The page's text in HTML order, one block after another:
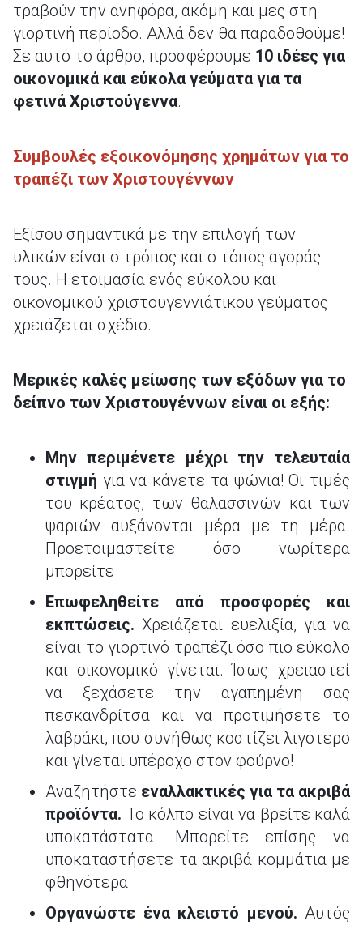
τραβούν την ανηφόρα, ακόμη και μες στη
γιορτινή περίοδο. Αλλά δεν θα παραδοθούμε!
Σε αυτό το άρθρο, προσφέρουμε 10 ιδέες για
οικονομικά και εύκολα γεύματα για τα
φετινά Χριστούγεννα.
Συμβουλές εξοικονόμησης χρημάτων για το
τραπέζι των Χριστουγέννων
Εξίσου σημαντικά με την επιλογή των
υλικών είναι ο τρόπος και ο τόπος αγοράς
τους. Η ετοιμασία ενός εύκολου και
οικονομικού χριστουγεννιάτικου γεύματος
χρειάζεται σχέδιο.
Μερικές καλές μείωσης των εξόδων για το
δείπνο των Χριστουγέννων είναι οι εξής:
Μην περιμένετε μέχρι την τελευταία
στιγμή για να κάνετε τα ψώνια! Οι τιμές
του κρέατος, των θαλασσινών και των
ψαριών αυξάνονται μέρα με τη μέρα.
Προετοιμαστείτε όσο νωρίτερα
μπορείτε
Επωφεληθείτε από προσφορές και
εκπτώσεις. Χρειάζεται ευελιξία, για να
είναι το γιορτινό τραπέζι όσο πιο εύκολο
και οικονομικό γίνεται. Ίσως χρειαστεί
να ξεχάσετε την αγαπημένη σας
πεσκανδρίτσα και να προτιμήσετε το
λαβράκι, που συνήθως κοστίζει λιγότερο
και γίνεται υπέροχο στον φούρνο!
Αναζητήστε εναλλακτικές για τα ακριβά
προϊόντα. Το κόλπο είναι να βρείτε καλά
υποκατάστατα. Μπορείτε επίσης να
υποκαταστήσετε τα ακριβά κομμάτια με
φθηνότερα
Οργανώστε ένα κλειστό μενού. Αυτός